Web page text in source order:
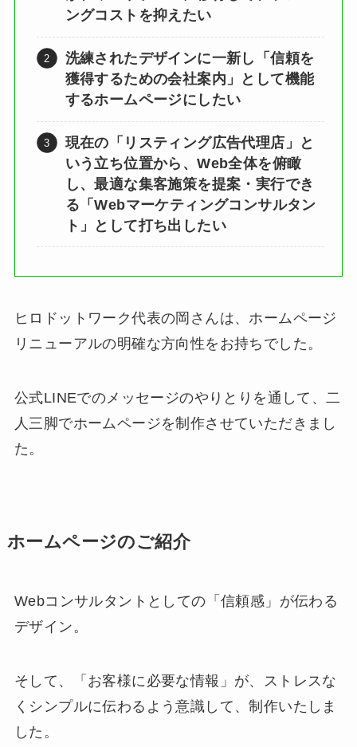
ングコストを抑えたい
洗練されたデザインに一新し「信頼を
獲得するための会社案内」として機能
するホームページにしたい
現在の「リスティング広告代理店」と
いう立ち位置から、Web全体を俯瞰
し、最適な集客施策を提案・実行でき
る「Webマーケティングコンサルタン
ト」として打ち出したい
ヒロドットワーク代表の岡さんは、ホームページ
リニューアルの明確な方向性をお持ちでした。
公式LINEでのメッセージのやりとりを通して、二
人三脚でホームページを制作させていただきまし
た。
ホームページのご紹介
Webコンサルタントとしての「信頼感」が伝わる
デザイン。
そして、「お客様に必要な情報」が、ストレスな
くシンプルに伝わるよう意識して、制作いたしま
した。